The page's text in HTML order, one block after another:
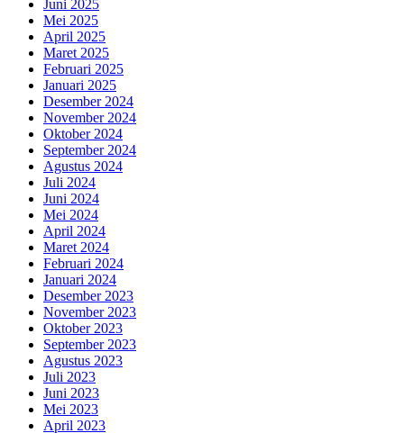
Juni 2025
Mei 2025
April 2025
Maret 2025
Februari 2025
Januari 2025
Desember 2024
November 2024
Oktober 2024
September 2024
Agustus 2024
Juli 2024
Juni 2024
Mei 2024
April 2024
Maret 2024
Februari 2024
Januari 2024
Desember 2023
November 2023
Oktober 2023
September 2023
Agustus 2023
Juli 2023
Juni 2023
Mei 2023
April 2023